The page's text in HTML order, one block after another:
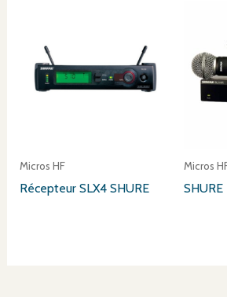
Micros HF
Récepteur SLX4 SHURE
Micros
SHURE